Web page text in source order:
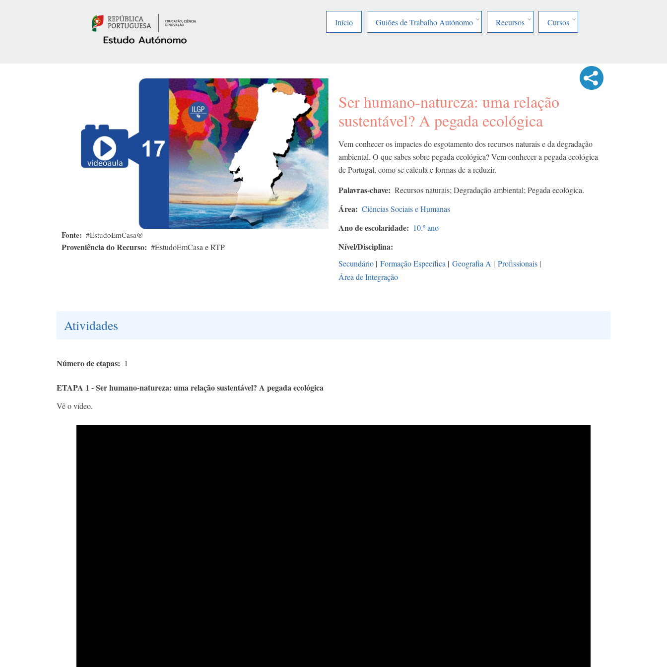
Início
Guiões de Trabalho Autónomo Recursos Cursos
Fonte #EstudoEmCasa@
Proveniência do Recurso #EstudoEmCasa e RTP
Ser humano-natureza: uma relação
sustentável? A pegada ecológica
Vem conhecer os impactes do esgotamento dos recursos naturais e da degradação
ambiental. O que sabes sobre pegada ecológica? Vem conhecer a pegada ecológica
de Portugal, como se calcula e formas de a reduzir.
Palavras-chave Recursos naturais; Degradação ambiental; Pegada ecológica.
Área Ciências Sociais e Humanas
Ano de escolaridade 10.º ano
Nível/Disciplina
Secundário | Formação Específica | Geografia A | Profissionais |
Área de Integração
Atividades
Número de etapas 1
ETAPA 1 - Ser humano-natureza: uma relação sustentável? A pegada ecológica
Vê o vídeo.